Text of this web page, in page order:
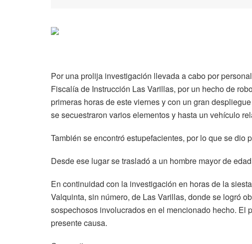
Por una prolija investigación llevada a cabo por
Fiscalía de Instrucción Las Varillas, por un hecho de
primeras horas de este viernes y con un gran
se secuestraron varios elementos y hasta un vehículo
También se encontró estupefacientes, por lo que se
Desde ese lugar se trasladó a un hombre mayor de
En continuidad con la investigación en horas de la
Valquinta, sin número, de Las Varillas, donde se logró
sospechosos involucrados en el mencionado hecho.
presente causa.